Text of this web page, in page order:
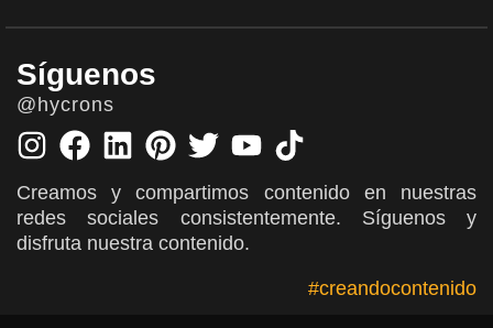
Síguenos
@hycrons
Creamos y compartimos contenido en nuestras
redes sociales consistentemente. Síguenos y
disfruta nuestra contenido.
#creandocontenido